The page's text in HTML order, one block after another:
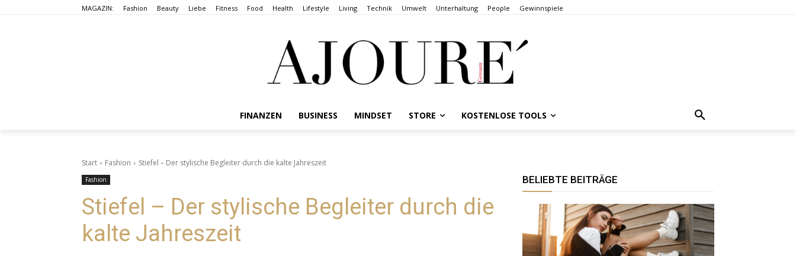
MAGAZIN: Fashion Beauty Liebe Fitness Food Health Lifestyle Living Technik Umwelt Unterhaltung People Gewinnspiele
FINANZEN BUSINESS MINDSET STORE KOSTENLOSE TOOLS
Start Fashion Stiefel – Der stylische Begleiter durch die kalte Jahreszeit
Fashion
Stiefel – Der stylische Begleiter durch die
kalte Jahreszeit
BELIEBTE BEITRÄGE